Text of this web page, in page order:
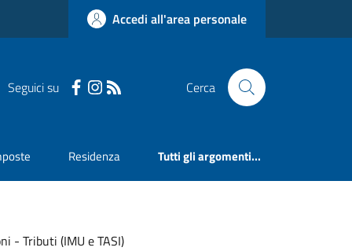
Accedi all'area personale
Seguici su Cerca
Residenza Tutti gli argomenti...
- Tributi (IMU e TASI)